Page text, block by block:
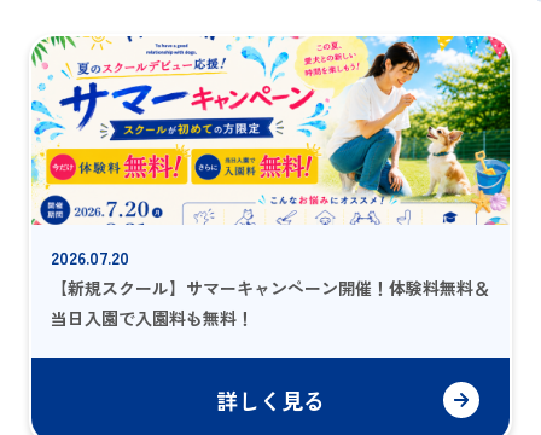
2026.07.20
【新規スクール】サマーキャンペーン開催！体験料無料＆
当日入園で入園料も無料！
詳しく見る